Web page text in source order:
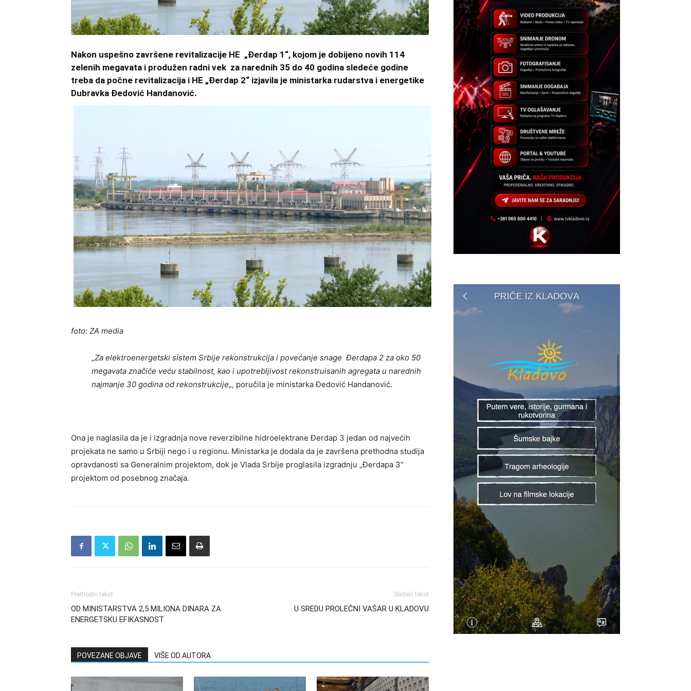
Nakon uspešno završene revitalizacije HE „Đerdap 1“, kojom je dobijeno novih 114
zelenih megavata i produžen radni vek za narednih 35 do 40 godina sledeće godine
treba da počne revitalizacija i HE „Đerdap 2“ izjavila je ministarka rudarstva i energetike
Dubravka Đedović Handanović.
foto: ZA media
„Za elektroenergetski sistem Srbije rekonstrukcija i povećanje snage Đerdapa 2 za oko 50
megavata značiće veću stabilnost, kao i upotrebljivost rekonstruisanih agregata u narednih
najmanje 30 godina od rekonstrukcije„, poručila je ministarka Đedović Handanović.
Ona je naglasila da je i izgradnja nove reverzibilne hidroelektrane Đerdap 3 jedan od najvećih
projekata ne samo u Srbiji nego i u regionu. Ministarka je dodala da je završena prethodna studija
opravdanosti sa Generalnim projektom, dok je Vlada Srbije proglasila izgradnju „Đerdapa 3“
projektom od posebnog značaja.
Prethodni tekst
OD MINISTARSTVA 2,5 MILIONA DINARA ZA
ENERGETSKU EFIKASNOST
Sledeći tekst
U SREDU PROLEĆNI VAŠAR U KLADOVU
POVEZANE OBJAVE VIŠE OD AUTORA